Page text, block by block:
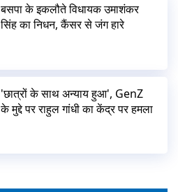
बसपा के इकलौते विधायक उमाशंकर
सिंह का निधन, कैंसर से जंग हारे
'छात्रों के साथ अन्याय हुआ', GenZ
के मुद्दे पर राहुल गांधी का केंद्र पर हमला